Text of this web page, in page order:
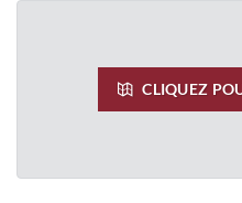
CLIQUEZ